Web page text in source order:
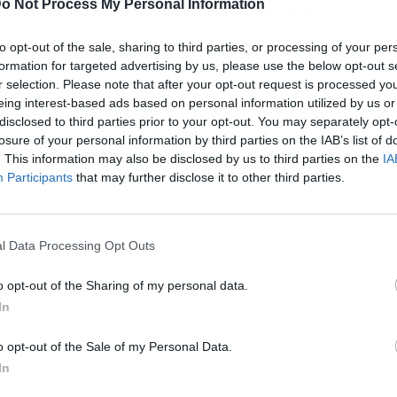
Not Process My Personal Information
opt-out of the sale, sharing to third parties, or processing of your
for targeted advertising by us, please use the below opt-out
selection. Please note that after your opt-out request is processed
interest-based ads based on personal information utilized by us
to third parties prior to your opt-out. You may separately
of your personal information by third parties on the IAB’s list of
This information may also be disclosed by us to third parties on the
Participants that may further disclose it to other third parties.
Data Processing Opt Outs
opt-out of the Sharing of my personal data.
opt-out of the Sale of my Personal Data.
Mazda CX-3 y otros modelos
la incorporación de opciones específicas
Entre las novedades, sobresale elturbo
, un componente de alta calidad diseñado
Este producto se ajusta a las
como de particulares que buscan una